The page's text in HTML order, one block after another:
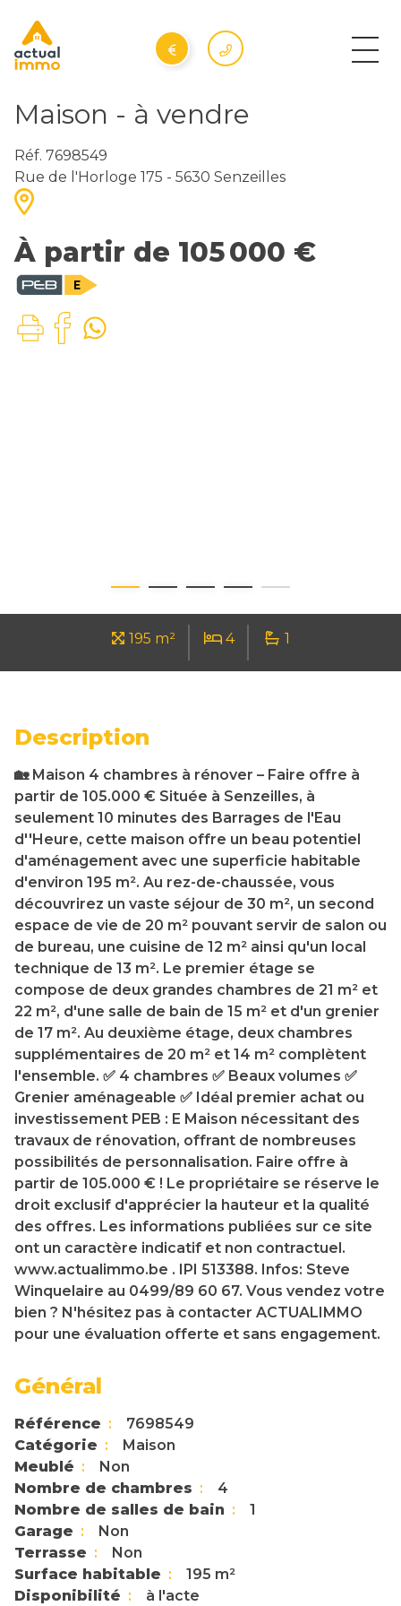
Maison - à vendre
Réf. 7698549
Rue de l'Horloge 175 - 5630 Senzeilles
À partir de 105 000 €
195 m² 4 1
Description
🏡 Maison 4 chambres à rénover – Faire offre à
partir de 105.000 € Située à Senzeilles, à
seulement 10 minutes des Barrages de l'Eau
d''Heure, cette maison offre un beau potentiel
d'aménagement avec une superficie habitable
d'environ 195 m². Au rez-de-chaussée, vous
découvrirez un vaste séjour de 30 m², un second
espace de vie de 20 m² pouvant servir de salon ou
de bureau, une cuisine de 12 m² ainsi qu'un local
technique de 13 m². Le premier étage se
compose de deux grandes chambres de 21 m² et
22 m², d'une salle de bain de 15 m² et d'un grenier
de 17 m². Au deuxième étage, deux chambres
supplémentaires de 20 m² et 14 m² complètent
l'ensemble. ✅ 4 chambres ✅ Beaux volumes ✅
Grenier aménageable ✅ Idéal premier achat ou
investissement PEB : E Maison nécessitant des
travaux de rénovation, offrant de nombreuses
possibilités de personnalisation. Faire offre à
partir de 105.000 € ! Le propriétaire se réserve le
droit exclusif d'apprécier la hauteur et la qualité
des offres. Les informations publiées sur ce site
ont un caractère indicatif et non contractuel.
www.actualimmo.be . IPI 513388. Infos: Steve
Winquelaire au 0499/89 60 67. Vous vendez votre
bien ? N'hésitez pas à contacter ACTUALIMMO
pour une évaluation offerte et sans engagement.
Général
Référence
7698549
Catégorie
Maison
Meublé
Non
Nombre de chambres
4
Nombre de salles de bain
1
Garage
Non
Terrasse
Non
Surface habitable
195 m²
Disponibilité
à l'acte